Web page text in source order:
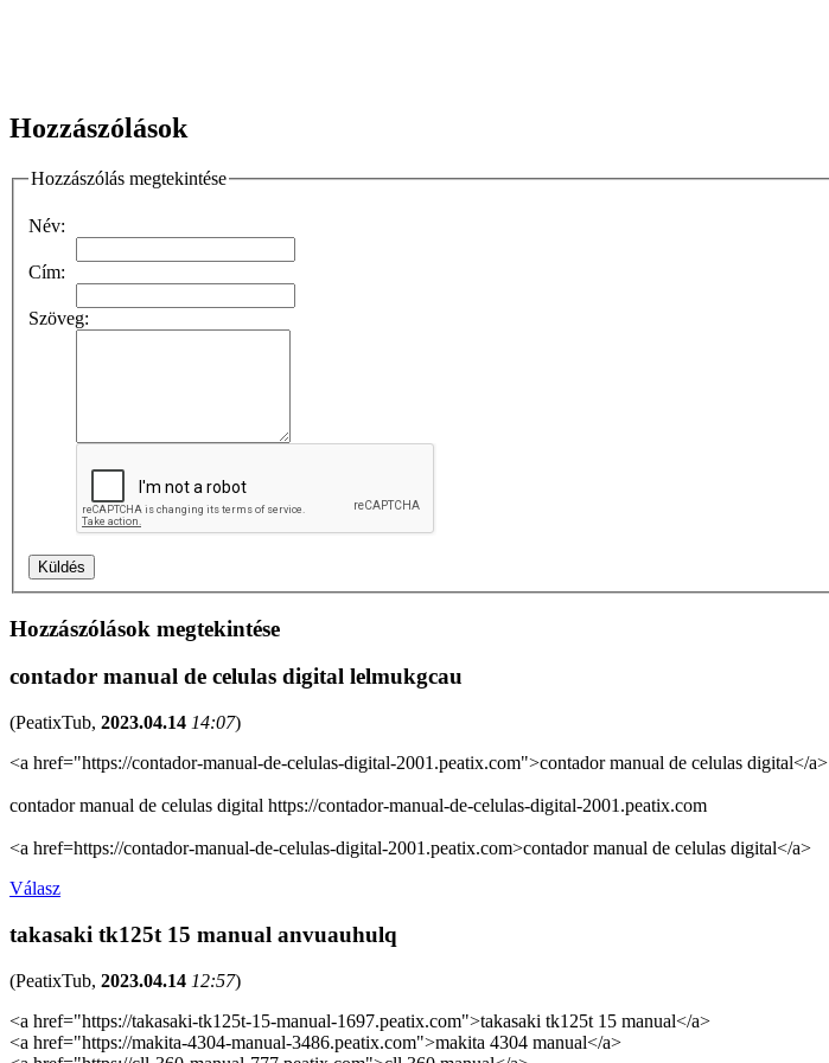
Hozzászólások
Hozzászólás megtekintése
Név:
Cím:
Szöveg:
Hozzászólások megtekintése
contador manual de celulas digital lelmukgcau
(PeatixTub, 2023.04.14 14:07)
<a href="https://contador-manual-de-celulas-digital-2001.peatix.com">contador manual de celulas digital</a>
contador manual de celulas digital https://contador-manual-de-celulas-digital-2001.peatix.com
<a href=https://contador-manual-de-celulas-digital-2001.peatix.com>contador manual de celulas digital</a>
Válasz
takasaki tk125t 15 manual anvuauhulq
(PeatixTub, 2023.04.14 12:57)
<a href="https://takasaki-tk125t-15-manual-1697.peatix.com">takasaki tk125t 15 manual</a>
<a href="https://makita-4304-manual-3486.peatix.com">makita 4304 manual</a>